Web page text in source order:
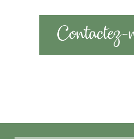
Contactez-